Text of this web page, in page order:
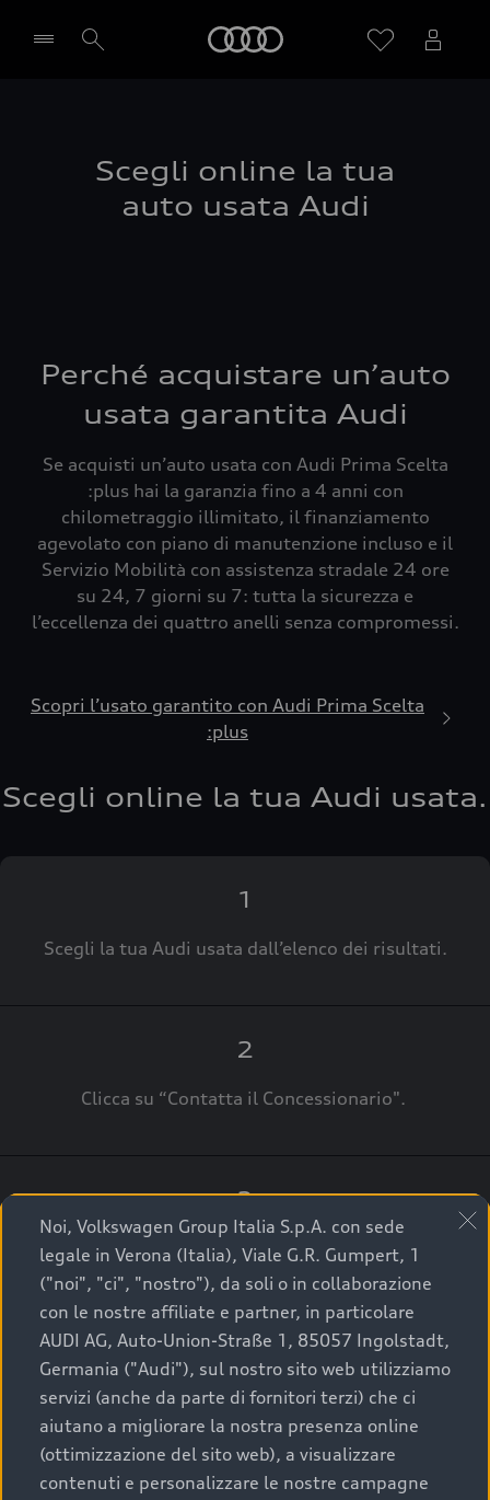
Scegli online la tua
auto usata Audi
Perché acquistare un’auto
usata garantita Audi
Se acquisti un’auto usata con Audi Prima Scelta
:plus hai la garanzia fino a 4 anni con
chilometraggio illimitato, il finanziamento
agevolato con piano di manutenzione incluso e il
Servizio Mobilità con assistenza stradale 24 ore
su 24, 7 giorni su 7: tutta la sicurezza e
l’eccellenza dei quattro anelli senza compromessi.
Scopri l’usato garantito con Audi Prima Scelta
:plus
Scegli online la tua Audi usata.
1
Scegli la tua Audi usata dall’elenco dei risultati.
2
Clicca su “Contatta il Concessionario".
3
A breve verrai ricontattato dal Customer Care
Audi Center o direttamente dal Concessionario
che ti supporterà per finalizzare la tua richiesta.
La qualità di acquistare
un’auto usata Audi
Noi, Volkswagen Group Italia S.p.A. con sede
legale in Verona (Italia), Viale G.R. Gumpert, 1
("noi", "ci", "nostro"), da soli o in collaborazione
con le nostre affiliate e partner, in particolare
AUDI AG, Auto-Union-Straße 1, 85057 Ingolstadt,
Germania ("Audi"), sul nostro sito web utilizziamo
servizi (anche da parte di fornitori terzi) che ci
aiutano a migliorare la nostra presenza online
(ottimizzazione del sito web), a visualizzare
contenuti e personalizzare le nostre campagne